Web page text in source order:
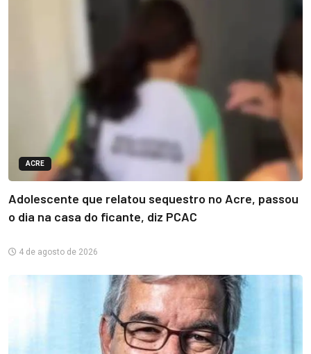
ACRE
Adolescente que relatou sequestro no Acre, passou
o dia na casa do ficante, diz PCAC
4 de agosto de 2026